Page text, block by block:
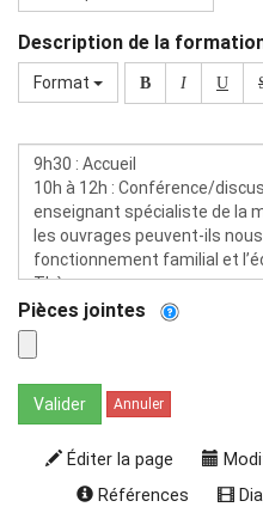
Description de la
Format B I U
Pièces jointes
Valider Annuler
Éditer la page
Références